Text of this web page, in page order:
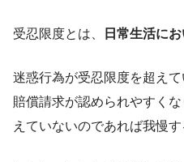
受忍限度とは、 日常生活に
迷惑行為が受忍限度を超え
賠償請求が認められやすく
えていないのであれば我慢す